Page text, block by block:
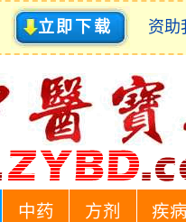
立即下载 资助
中药 方剂 疾病